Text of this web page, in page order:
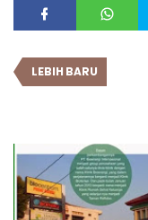
LEBIH BARU